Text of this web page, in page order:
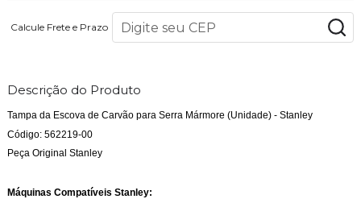
Calcule Frete e Prazo
Descrição do Produto
Tampa da Escova de Carvão para Serra Mármore (Unidade) - Stanley
Código: 562219-00
Peça Original Stanley
Máquinas Compatíveis Stanley: